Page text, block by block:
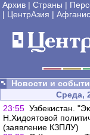
Архив | Страны |
| ЦентрАзия |
Новости и
Среда,
23:55 Узбекистан.
Н.Хидоятовой
(заявление КЗПЛУ)